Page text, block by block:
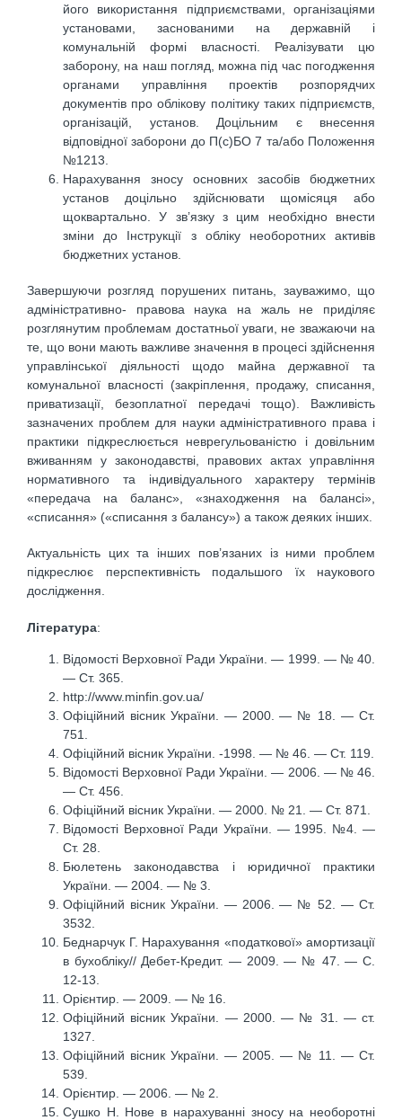
його використання підприємствами, організаціями
установами, заснованими на державній і
комунальній формі власності. Реалізувати цю
заборону, на наш погляд, можна під час погодження
органами управління проектів розпорядчих
документів про облікову політику таких підприємств,
організацій, установ. Доцільним є внесення
відповідної заборони до П(с)БО 7 та/або Положення
№1213.
Нарахування зносу основних засобів бюджетних
установ доцільно здійснювати щомісяця або
щоквартально. У зв’язку з цим необхідно внести
зміни до Інструкції з обліку необоротних активів
бюджетних установ.
Завершуючи розгляд порушених питань, зауважимо, що
адміністративно- правова наука на жаль не приділяє
розглянутим проблемам достатньої уваги, не зважаючи на
те, що вони мають важливе значення в процесі здійснення
управлінської діяльності щодо майна державної та
комунальної власності (закріплення, продажу, списання,
приватизації, безоплатної передачі тощо). Важливість
зазначених проблем для науки адміністративного права і
практики підкреслюється неврегульованістю і довільним
вживанням у законодавстві, правових актах управління
нормативного та індивідуального характеру термінів
«передача на баланс», «знаходження на балансі»,
«списання» («списання з балансу») а також деяких інших.
Актуальність цих та інших пов’язаних із ними проблем
підкреслює перспективність подальшого їх наукового
дослідження.
Література:
Відомості Верховної Ради України. — 1999. — № 40.
— Ст. 365.
http://www.minfin.gov.ua/
Офіційний вісник України. — 2000. — № 18. — Ст.
751.
Офіційний вісник України. -1998. — № 46. — Ст. 119.
Відомості Верховної Ради України. — 2006. — № 46.
— Ст. 456.
Офіційний вісник України. — 2000. № 21. — Ст. 871.
Відомості Верховної Ради України. — 1995. №4. —
Ст. 28.
Бюлетень законодавства і юридичної практики
України. — 2004. — № 3.
Офіційний вісник України. — 2006. — № 52. — Ст.
3532.
Беднарчук Г. Нарахування «податкової» амортизації
в бухобліку// Дебет-Кредит. — 2009. — № 47. — С.
12-13.
Орієнтир. — 2009. — № 16.
Офіційний вісник України. — 2000. — № 31. — ст.
1327.
Офіційний вісник України. — 2005. — № 11. — Ст.
539.
Орієнтир. — 2006. — № 2.
Сушко Н. Нове в нарахуванні зносу на необоротні